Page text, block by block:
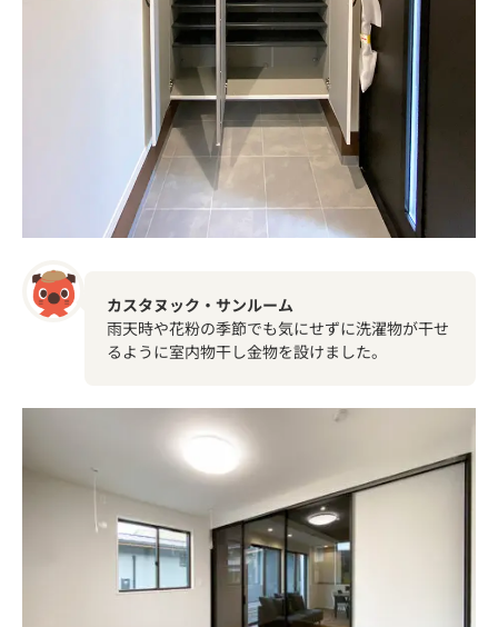
カスタヌック・サンルーム
雨天時や花粉の季節でも気にせずに洗濯物が干せ
るように室内物干し金物を設けました。